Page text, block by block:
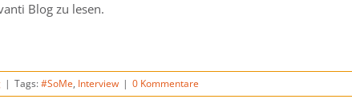
Blog zu lesen.
| Tags:#SoMe, Interview | 0 Kommentare